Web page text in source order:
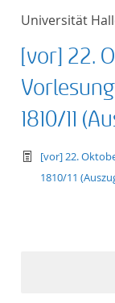
Universität
[vor] 22.
1810/11
text/
[vor] 22.
1810/11